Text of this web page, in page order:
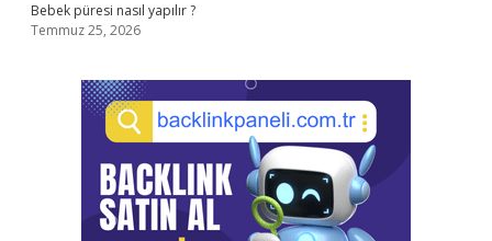
Bebek püresi nasıl yapılır ?
Temmuz 25, 2026